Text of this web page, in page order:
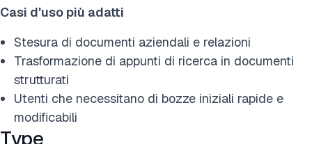
Casi d'uso più adatti
Stesura di documenti aziendali e relazioni
Trasformazione di appunti di ricerca in documenti
strutturati
Utenti che necessitano di bozze iniziali rapide e
modificabili
Type